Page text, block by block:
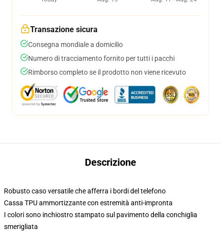
Transazione sicura
Consegna mondiale a domicilio
Numero di tracciamento fornito per tutti i pacchi
Rimborso completo se il prodotto non viene ricevuto
Descrizione
Robusto caso versatile che afferra i bordi del telefono
Cassa TPU ammortizzante con estremità anti-impronta
I colori sono inchiostro stampato sul pavimento della conchiglia
smerigliata